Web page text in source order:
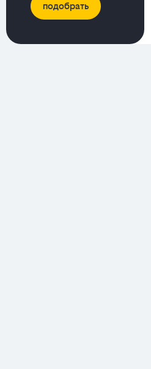
подобрать